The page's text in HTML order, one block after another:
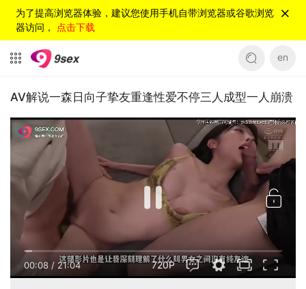
为了提高浏览器体验，建议您使用手机自带浏览器或谷歌浏览
器访问， 点击下载
en
AV解说一森日向子挚友重逢性爱不停三人成型一人崩溃
00:08 / 21:04 720P